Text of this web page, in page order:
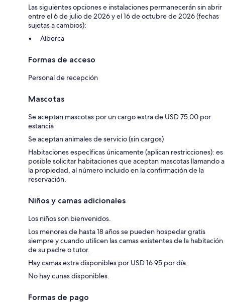
Las siguientes opciones e instalaciones permanecerán sin abrir
entre el 6 de julio de 2026 y el 16 de octubre de 2026 (fechas
sujetas a cambios):
Alberca
Formas de acceso
Personal de recepción
Mascotas
Se aceptan mascotas por un cargo extra de USD 75.00 por
estancia
Se aceptan animales de servicio (sin cargos)
Habitaciones específicas únicamente (aplican restricciones): es
posible solicitar habitaciones que aceptan mascotas llamando a
la propiedad, al número incluido en la confirmación de la
reservación.
Niños y camas adicionales
Los niños son bienvenidos.
Los menores de hasta 18 años se pueden hospedar gratis
siempre y cuando utilicen las camas existentes de la habitación
de su padre o tutor.
Hay camas extra disponibles por USD 16.95 por día.
No hay cunas disponibles.
Formas de pago